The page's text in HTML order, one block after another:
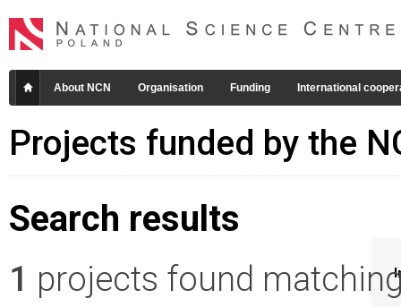
About NCN Organisation Funding International
Projects funded by the
Search results
1 projects found